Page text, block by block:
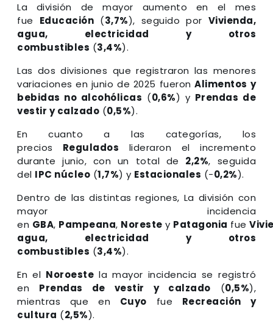
La división de mayor aumento en el mes
fue Educación (3,7%), seguido por Vivienda,
agua, electricidad y otros
combustibles (3,4%).
Las dos divisiones que registraron las menores
variaciones en junio de 2025 fueronAlimentos y
bebidas no alcohólicas (0,6%) y Prendas de
vestir y calzado (0,5%).
En cuanto a las categorías, los
precios Regulados lideraron el incremento
durante junio, con un total de 2,2%, seguida
del IPC núcleo (1,7%) y Estacionales (-0,2%).
Dentro de las distintas regiones, La división con
mayor incidencia
en GBA, Pampeana, Noreste y Patagonia fue
agua, electricidad y otros
combustibles (3,4%).
En el Noroeste la mayor incidencia se registró
en Prendas de vestir y calzado (0,5%),
mientras que en Cuyo fue Recreación y
cultura (2,5%).